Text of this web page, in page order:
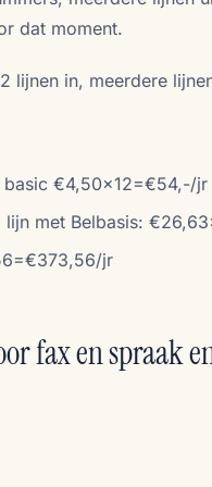
dat moment.
lijnen in, meerdere
basic €4,50x12=€54,-/
lijn met Belbasis:
jr
fax en spraak